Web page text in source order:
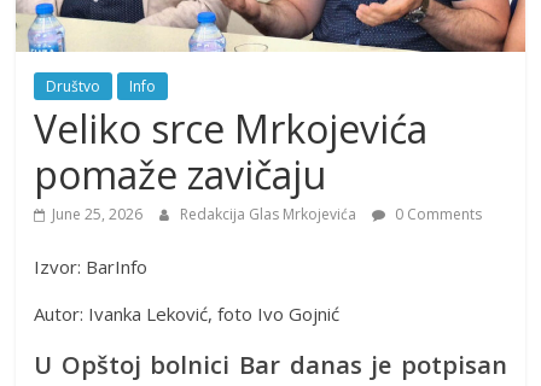
Društvo Info
Veliko srce Mrkojevića
pomaže zavičaju
June 25, 2026 Redakcija Glas Mrkojevića 0 Comments
Izvor: BarInfo
Autor: Ivanka Leković, foto Ivo Gojnić
U Opštoj bolnici Bar danas je potpisan